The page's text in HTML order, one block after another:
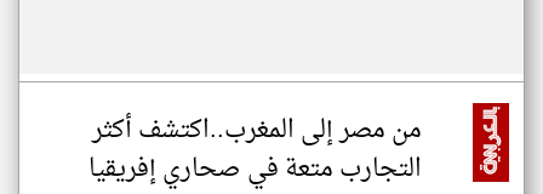
من مصر إلى المغرب..اكتشف أكثر
التجارب متعة في صحاري إفريقيا